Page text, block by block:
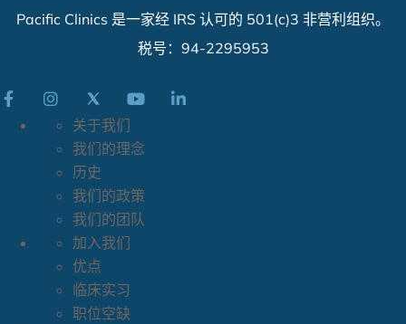
Pacific Clinics 是一家经 IRS 认可的 501(c)3 非营利组织。
税号：94-2295953
关于我们
我们的理念
历史
我们的政策
我们的团队
加入我们
优点
临床实习
职位空缺